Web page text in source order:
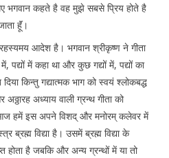
भगवान कहते है वह मुझे सबसे प्रिय होते है
हॅूं।
आदेश है। भगवान श्रीकृष्ण ने गीता
में कहा था और कुछ गद्यों में, पद्यों का
किन्तु गद्यात्मक भाग को स्वयं श्लोकबद्ध
अध्याय वाली ग्रन्थ गीता को
आज हमें इस अपने विशद् और मनोरम् कलेवर में
ब्रह्म विद्या है। उसमें ब्रह्म विद्या के
होता है जबकि और अन्य ग्रन्थों में या तो